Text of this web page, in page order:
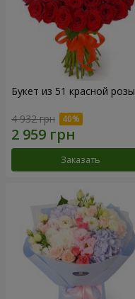
Букет из 51 красной розы
4 932 грн
Заказать